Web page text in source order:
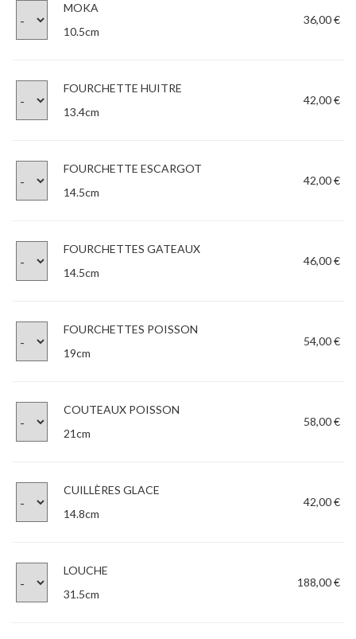
MOKA
10.5cm
36,00 €
FOURCHETTE HUITRE
13.4cm
42,00 €
FOURCHETTE ESCARGOT
14.5cm
42,00 €
FOURCHETTES GATEAUX
14.5cm
46,00 €
FOURCHETTES POISSON
19cm
54,00 €
COUTEAUX POISSON
21cm
58,00 €
CUILLÈRES GLACE
14.8cm
42,00 €
LOUCHE
31.5cm
188,00 €